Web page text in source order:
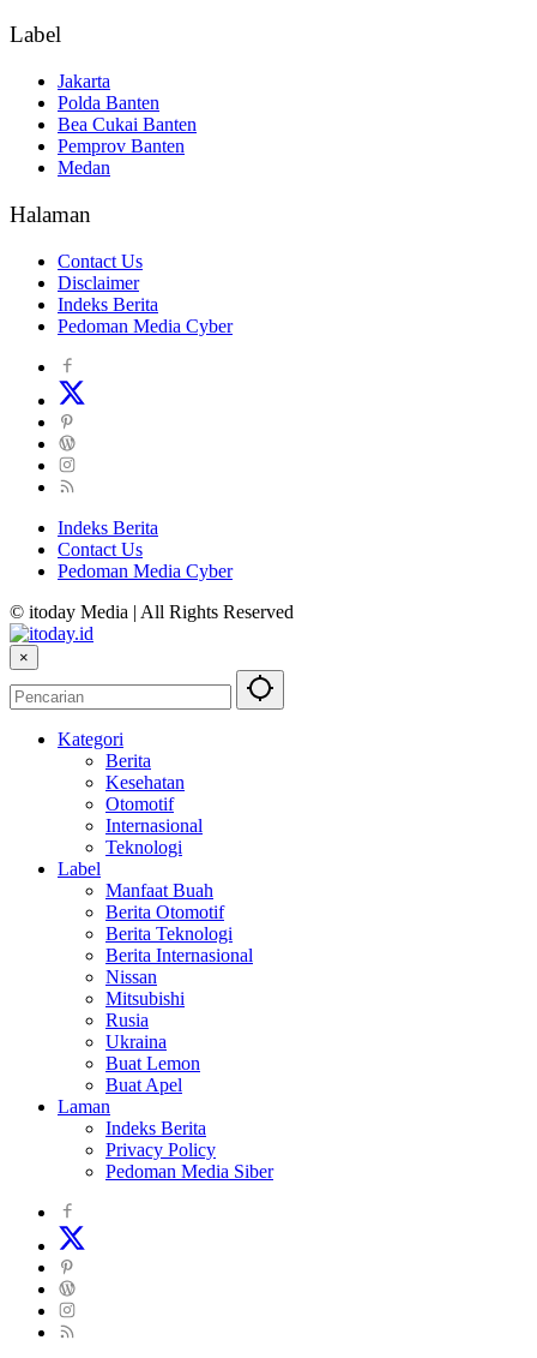
Label
Jakarta
Polda Banten
Bea Cukai Banten
Pemprov Banten
Medan
Halaman
Contact Us
Disclaimer
Indeks Berita
Pedoman Media Cyber
Indeks Berita
Contact Us
Pedoman Media Cyber
© itoday Media | All Rights Reserved
×
Kategori
Berita
Kesehatan
Otomotif
Internasional
Teknologi
Label
Manfaat Buah
Berita Otomotif
Berita Teknologi
Berita Internasional
Nissan
Mitsubishi
Rusia
Ukraina
Buat Lemon
Buat Apel
Laman
Indeks Berita
Privacy Policy
Pedoman Media Siber